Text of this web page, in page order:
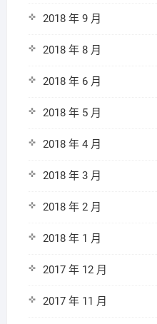
2018 年 9 月
2018 年 8 月
2018 年 6 月
2018 年 5 月
2018 年 4 月
2018 年 3 月
2018 年 2 月
2018 年 1 月
2017 年 12 月
2017 年 11 月